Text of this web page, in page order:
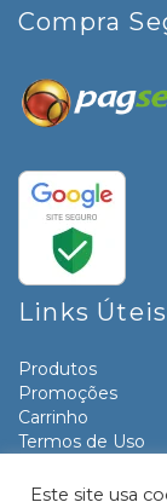
Compra
Links Úteis
Produtos
Promoções
Carrinho
Termos de Uso
Contato
Este site usa